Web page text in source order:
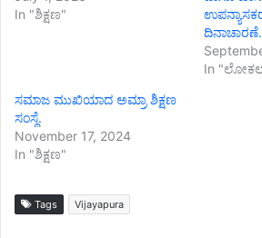
In "ಶಿಕ್ಷಣ"
ದಿನಾಚಾರಣೆ.
In
ಸಮಾಜ ಮುಖಿಯಾದ ಅಮ್ರಾ ಶಿಕ್ಷಣ
ಸಂಸ್ಥೆ.
November 17, 2024
In "ಶಿಕ್ಷಣ"
Tags Vijayapura